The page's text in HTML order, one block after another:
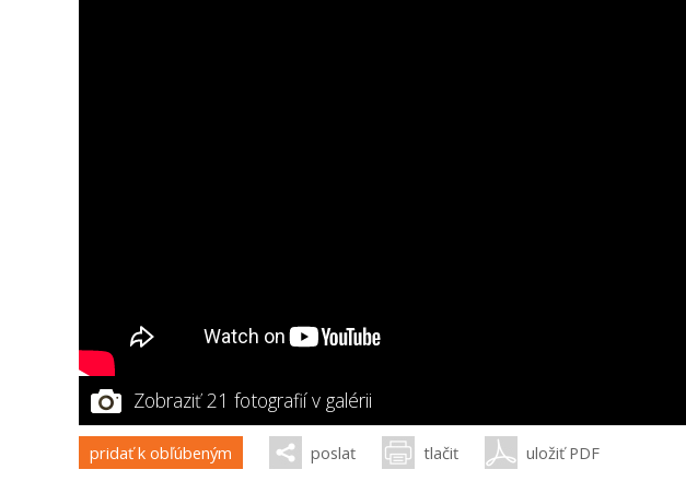
Zobraziť 21 fotografií v galérii
pridať k obľúbeným poslať tlačiť uložiť PDF